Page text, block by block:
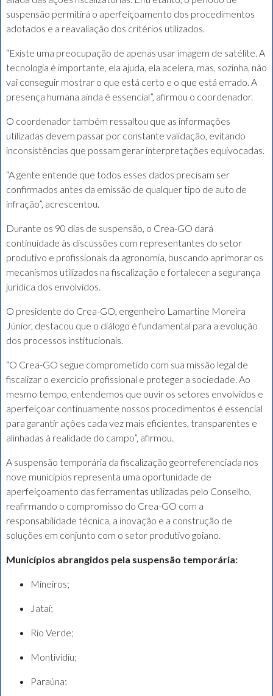
suspensão permitirá o aperfeiçoamento dos procedimentos
adotados e a reavaliação dos critérios utilizados.
“Existe uma preocupação de apenas usar imagem de satélite. A
tecnologia é importante, ela ajuda, ela acelera, mas, sozinha, não
vai conseguir mostrar o que está certo e o que está errado. A
presença humana ainda é essencial”, afirmou o coordenador.
O coordenador também ressaltou que as informações
utilizadas devem passar por constante validação, evitando
inconsistências que possam gerar interpretações equivocadas.
“A gente entende que todos esses dados precisam ser
confirmados antes da emissão de qualquer tipo de auto de
infração”, acrescentou.
Durante os 90 dias de suspensão, o Crea-GO dará
continuidade às discussões com representantes do setor
produtivo e profissionais da agronomia, buscando aprimorar os
mecanismos utilizados na fiscalização e fortalecer a segurança
jurídica dos envolvidos.
O presidente do Crea-GO, engenheiro Lamartine Moreira
Júnior, destacou que o diálogo é fundamental para a evolução
dos processos institucionais.
“O Crea-GO segue comprometido com sua missão legal de
fiscalizar o exercício profissional e proteger a sociedade. Ao
mesmo tempo, entendemos que ouvir os setores envolvidos e
aperfeiçoar continuamente nossos procedimentos é essencial
para garantir ações cada vez mais eficientes, transparentes e
alinhadas à realidade do campo”, afirmou.
A suspensão temporária da fiscalização georreferenciada nos
nove municípios representa uma oportunidade de
aperfeiçoamento das ferramentas utilizadas pelo Conselho,
reafirmando o compromisso do Crea-GO com a
responsabilidade técnica, a inovação e a construção de
soluções em conjunto com o setor produtivo goiano.
Municípios abrangidos pela suspensão temporária:
Mineiros;
Jataí;
Rio Verde;
Montividiu;
Paraúna;